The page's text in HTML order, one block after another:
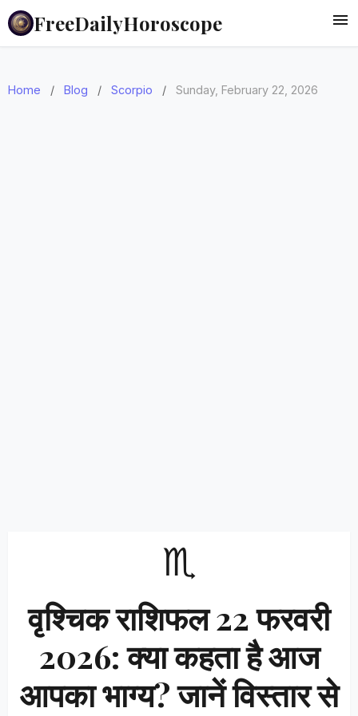
FreeDailyHoroscope
Home / Blog / Scorpio / Sunday, February 22, 2026
♏
वृश्चिक राशिफल 22 फरवरी
2026: क्या कहता है आज
आपका भाग्य? जानें विस्तार से